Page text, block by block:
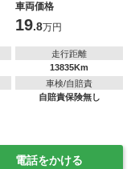
車両価格
19.8万円
走行距離
13835Km
車検/自賠責
自賠責保険無し
電話をかける